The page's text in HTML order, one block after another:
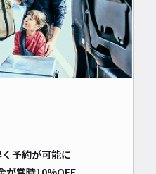
予約が可能に